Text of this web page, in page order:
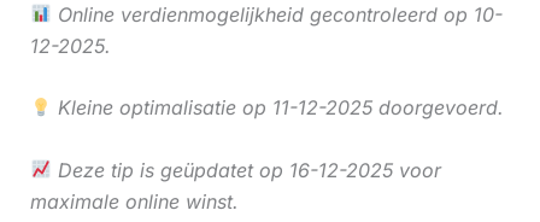
Online verdienmogelijkheid gecontroleerd op 10-
12-2025.
Kleine optimalisatie op 11-12-2025 doorgevoerd.
Deze tip is geüpdatet op 16-12-2025 voor
maximale online winst.